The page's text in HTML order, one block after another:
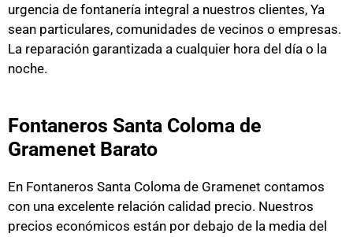
urgencia de fontanería integral a nuestros clientes, Ya
sean particulares, comunidades de vecinos o empresas.
La reparación garantizada a cualquier hora del día o la
noche.
Fontaneros Santa Coloma de
Gramenet Barato
En Fontaneros Santa Coloma de Gramenet contamos
con una excelente relación calidad precio. Nuestros
precios económicos están por debajo de la media del